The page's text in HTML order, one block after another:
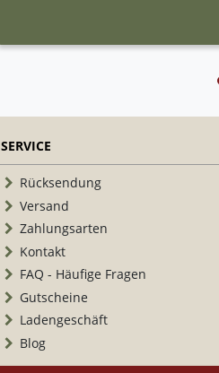
SERVICE
Rücksendung
Versand
Zahlungsarten
Kontakt
FAQ - Häufige Fragen
Gutscheine
Ladengeschäft
Blog